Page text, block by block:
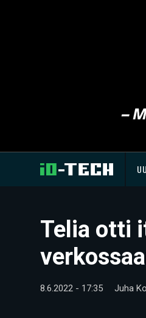
Telia otti
8.6.2022 - 17:35 Juha